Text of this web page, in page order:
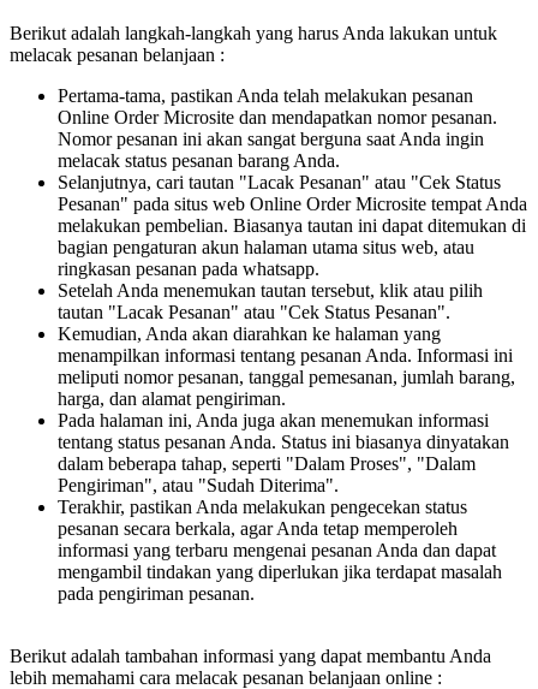
Berikut adalah langkah-langkah yang harus Anda lakukan untuk
melacak pesanan belanjaan :
Pertama-tama, pastikan Anda telah melakukan pesanan
Online Order Microsite dan mendapatkan nomor pesanan.
Nomor pesanan ini akan sangat berguna saat Anda ingin
melacak status pesanan barang Anda.
Selanjutnya, cari tautan "Lacak Pesanan" atau "Cek Status
Pesanan" pada situs web Online Order Microsite tempat Anda
melakukan pembelian. Biasanya tautan ini dapat ditemukan di
bagian pengaturan akun halaman utama situs web, atau
ringkasan pesanan pada whatsapp.
Setelah Anda menemukan tautan tersebut, klik atau pilih
tautan "Lacak Pesanan" atau "Cek Status Pesanan".
Kemudian, Anda akan diarahkan ke halaman yang
menampilkan informasi tentang pesanan Anda. Informasi ini
meliputi nomor pesanan, tanggal pemesanan, jumlah barang,
harga, dan alamat pengiriman.
Pada halaman ini, Anda juga akan menemukan informasi
tentang status pesanan Anda. Status ini biasanya dinyatakan
dalam beberapa tahap, seperti "Dalam Proses", "Dalam
Pengiriman", atau "Sudah Diterima".
Terakhir, pastikan Anda melakukan pengecekan status
pesanan secara berkala, agar Anda tetap memperoleh
informasi yang terbaru mengenai pesanan Anda dan dapat
mengambil tindakan yang diperlukan jika terdapat masalah
pada pengiriman pesanan.
Berikut adalah tambahan informasi yang dapat membantu Anda
lebih memahami cara melacak pesanan belanjaan online :